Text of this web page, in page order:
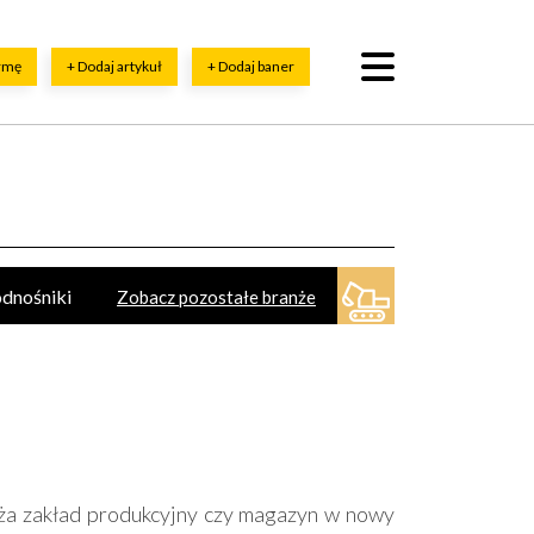
+ Dodaj artykuł + Dodaj baner
Zobacz pozostałe branże
produkcyjny czy magazyn w nowy